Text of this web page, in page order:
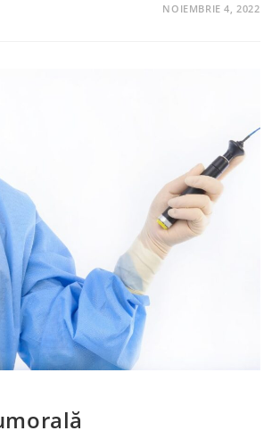
NOIEMBRIE 4, 2022